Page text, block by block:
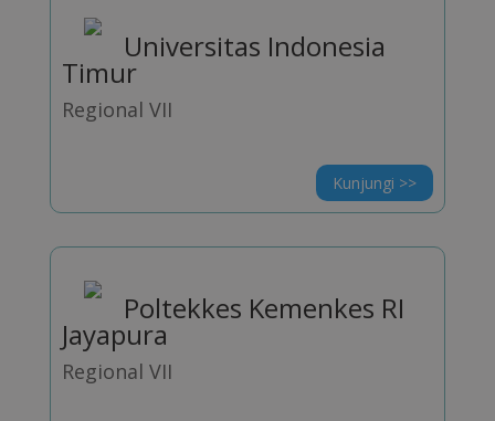
Universitas Indonesia
Timur
Regional VII
Kunjungi >>
Poltekkes Kemenkes RI
Jayapura
Regional VII